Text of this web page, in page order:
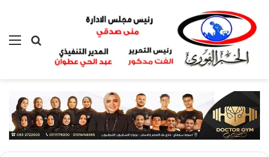
بحث عن